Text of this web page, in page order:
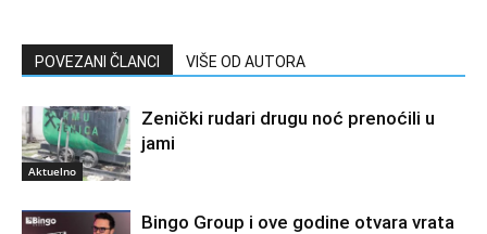
POVEZANI ČLANCI VIŠE OD AUTORA
Aktuelno
Zenički rudari drugu noć prenoćili u
jami
Bingo Group i ove godine otvara vrata